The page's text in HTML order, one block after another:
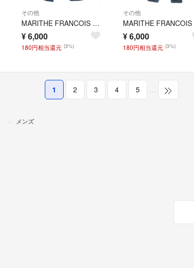
その他
MARITHE FRANCOIS GIRBAUD マリテフランソワジルボー デニムパンツ サイズ:M ジーンズ M5-1494 ネイビー メンズ / 240001207629
¥6,000
180円相当還元 (3%)
その他
¥6,000
180円相当還元 (3%)
1 2 3 4 5 …
メンズ